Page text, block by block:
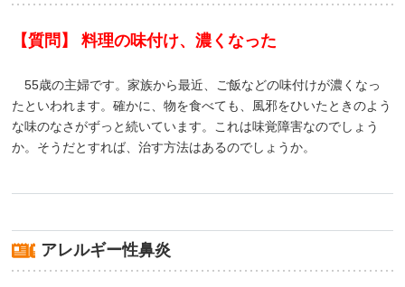
【質問】 料理の味付け、濃くなった
55歳の主婦です。家族から最近、ご飯などの味付けが濃くなっ
たといわれます。確かに、物を食べても、風邪をひいたときのよう
な味のなさがずっと続いています。これは味覚障害なのでしょう
か。そうだとすれば、治す方法はあるのでしょうか。
アレルギー性鼻炎